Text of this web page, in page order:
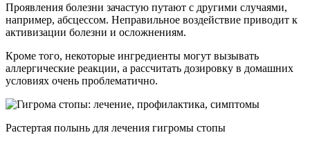
Проявления болезни зачастую путают с другими случаями,
например, абсцессом. Неправильное воздействие приводит к
активизации болезни и осложнениям.
Кроме того, некоторые ингредиенты могут вызывать
аллергические реакции, а рассчитать дозировку в домашних
условиях очень проблематично.
Растертая полынь для лечения гигромы стопы